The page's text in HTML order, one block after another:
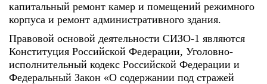
капитальный ремонт камер и помещений режимного
корпуса и ремонт административного здания.
Правовой основой деятельности СИЗО-1 являются
Конституция Российской Федерации, Уголовно-
исполнительный кодекс Российской Федерации и
Федеральный Закон «О содержании под стражей